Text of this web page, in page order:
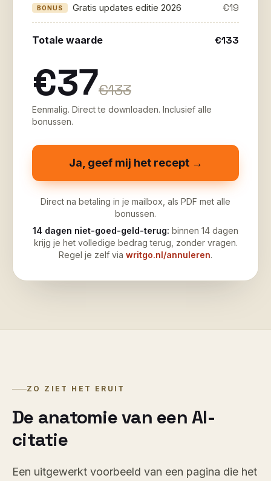
BONUS Gratis updates editie 2026 €19
Totale waarde €133
€37€133
Eenmalig. Direct te downloaden. Inclusief alle
bonussen.
Ja, geef mij het recept →
Direct na betaling in je mailbox, als PDF met alle
bonussen.
14 dagen niet-goed-geld-terug: binnen 14 dagen
krijg je het volledige bedrag terug, zonder vragen.
Regel je zelf via writgo.nl/annuleren.
ZO ZIET HET ERUIT
De anatomie van een AI-
citatie
Een uitgewerkt voorbeeld van een pagina die het